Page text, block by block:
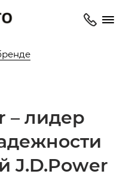
– лидер
J.D.Power